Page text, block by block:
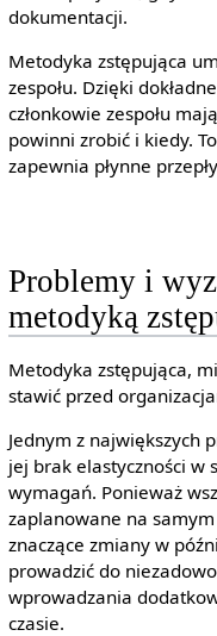
dokumentacji.
Metodyka zstępująca
zespołu. Dzięki
członkowie zespołu
powinni zrobić i kiedy.
zapewnia płynne
Problemy i
metodyką
Metodyka zstępująca,
stawić przed
Jednym z największych
jej brak elastyczności w
wymagań. Ponieważ
zaplanowane na
znaczące zmiany w
prowadzić do
wprowadzania
czasie.